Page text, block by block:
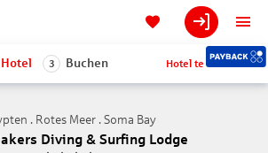
Hotel 3 Buchen Hotel teilen
. Rotes Meer . Soma Bay
Diving & Surfing Lodge